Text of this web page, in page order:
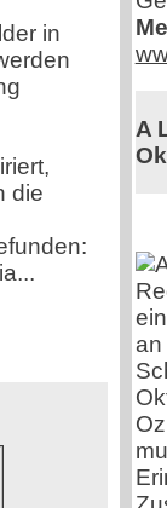
in
die
A
an